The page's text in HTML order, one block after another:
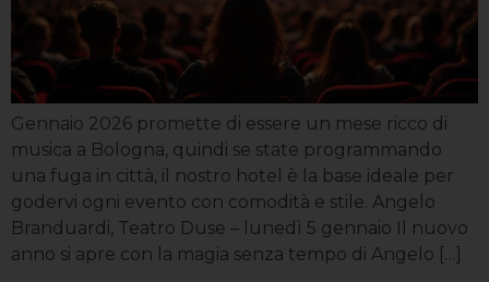
Gennaio 2026 promette di essere un mese ricco di
musica a Bologna, quindi se state programmando
una fuga in città, il nostro hotel è la base ideale per
godervi ogni evento con comodità e stile. Angelo
Branduardi, Teatro Duse – lunedì 5 gennaio Il nuovo
anno si apre con la magia senza tempo di Angelo […]